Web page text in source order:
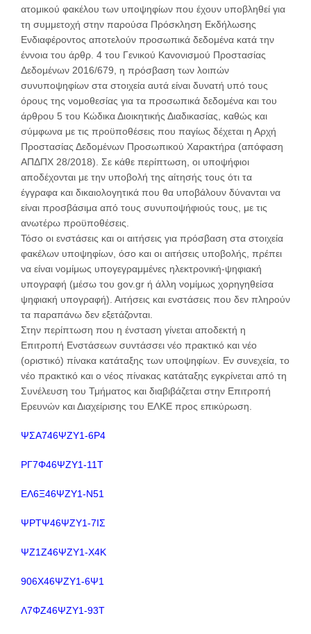
ατομικού φακέλου των υποψηφίων που έχουν υποβληθεί για
τη συμμετοχή στην παρούσα Πρόσκληση Εκδήλωσης
Ενδιαφέροντος αποτελούν προσωπικά δεδομένα κατά την
έννοια του άρθρ. 4 του Γενικού Κανονισμού Προστασίας
Δεδομένων 2016/679, η πρόσβαση των λοιπών
συνυποψηφίων στα στοιχεία αυτά είναι δυνατή υπό τους
όρους της νομοθεσίας για τα προσωπικά δεδομένα και του
άρθρου 5 του Κώδικα Διοικητικής Διαδικασίας, καθώς και
σύμφωνα με τις προϋποθέσεις που παγίως δέχεται η Αρχή
Προστασίας Δεδομένων Προσωπικού Χαρακτήρα (απόφαση
ΑΠΔΠΧ 28/2018). Σε κάθε περίπτωση, οι υποψήφιοι
αποδέχονται με την υποβολή της αίτησής τους ότι τα
έγγραφα και δικαιολογητικά που θα υποβάλουν δύνανται να
είναι προσβάσιμα από τους συνυποψήφιούς τους, με τις
ανωτέρω προϋποθέσεις.
Τόσο οι ενστάσεις και οι αιτήσεις για πρόσβαση στα στοιχεία
φακέλων υποψηφίων, όσο και οι αιτήσεις υποβολής, πρέπει
να είναι νομίμως υπογεγραμμένες ηλεκτρονική-ψηφιακή
υπογραφή (μέσω του gov.gr ή άλλη νομίμως χορηγηθείσα
ψηφιακή υπογραφή). Αιτήσεις και ενστάσεις που δεν πληρούν
τα παραπάνω δεν εξετάζονται.
Στην περίπτωση που η ένσταση γίνεται αποδεκτή η
Επιτροπή Ενστάσεων συντάσσει νέο πρακτικό και νέο
(οριστικό) πίνακα κατάταξης των υποψηφίων. Εν συνεχεία, το
νέο πρακτικό και ο νέος πίνακας κατάταξης εγκρίνεται από τη
Συνέλευση του Τμήματος και διαβιβάζεται στην Επιτροπή
Ερευνών και Διαχείρισης του ΕΛΚΕ προς επικύρωση.
ΨΣΑ746ΨΖΥ1-6Ρ4
ΡΓ7Φ46ΨΖΥ1-11Τ
ΕΛ6Ξ46ΨΖΥ1-Ν51
ΨΡΤΨ46ΨΖΥ1-7ΙΣ
ΨΖ1Ζ46ΨΖΥ1-Χ4Κ
906Χ46ΨΖΥ1-6Ψ1
Λ7ΦΖ46ΨΖΥ1-93Τ